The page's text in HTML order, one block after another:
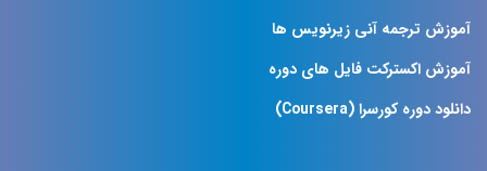
آموزش ترجمه آنی زیرنویس ها
آموزش اکسترکت فایل های دوره
دانلود دوره کورسرا (Coursera)